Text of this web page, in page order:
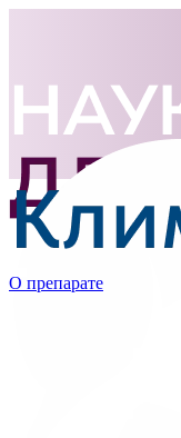
О препарате